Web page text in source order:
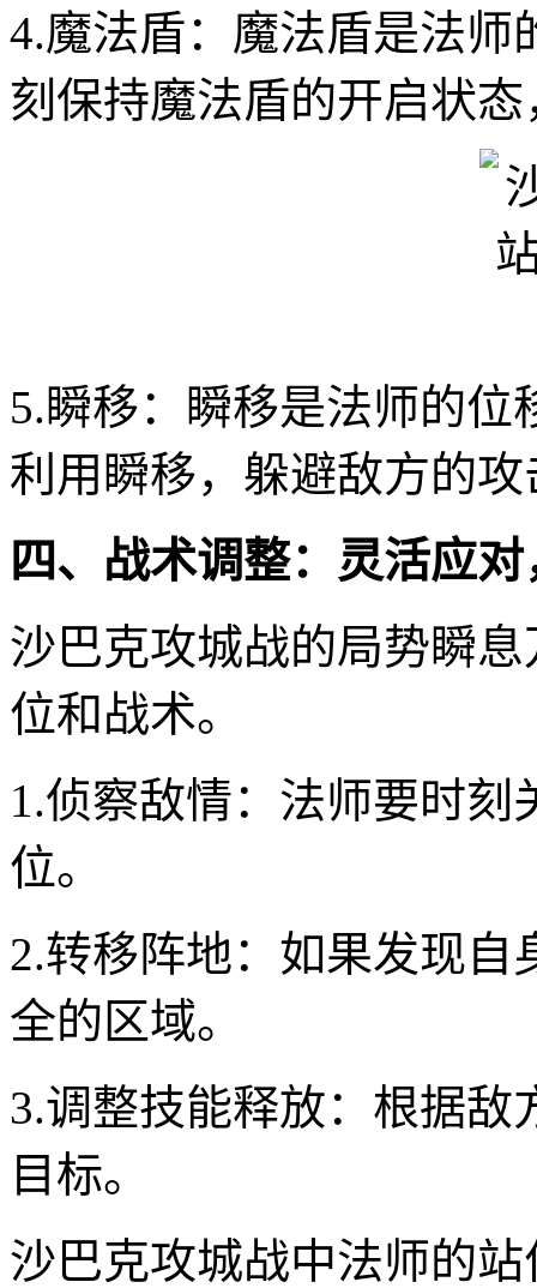
4.魔法盾：魔法盾是法师
刻保持魔法盾的开启状
5.瞬移：瞬移是法师的
利用瞬移，躲避敌方的
四、战术调整：灵活应
沙巴克攻城战的局势瞬
位和战术。
1.侦察敌情：法师要时
位。
2.转移阵地：如果发现
全的区域。
3.调整技能释放：根据
目标。
沙巴克攻城战中法师的